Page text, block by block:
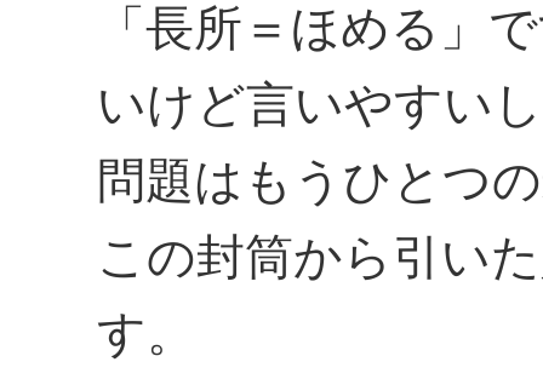
「長所＝ほめる」
いけど言いやすい
問題はもうひとつ
この封筒から引い
す。